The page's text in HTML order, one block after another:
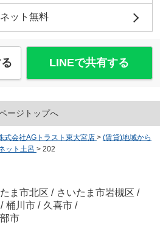
ット無料
LINEで共有する
ージトップへ
式会社AGトラスト東大宮店 > (賃貸)地域から
ット土呂 > 202
ま市北区 / さいたま市岩槻区 /
/ 桶川市 / 久喜市 /
市